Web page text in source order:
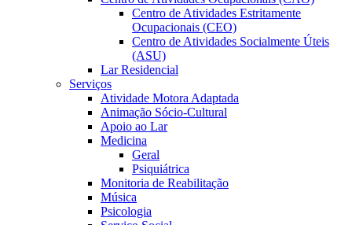
Centro de Atividades Estritamente
Ocupacionais (CEO)
Centro de Atividades Socialmente Úteis
(ASU)
Lar Residencial
Serviços
Atividade Motora Adaptada
Animação Sócio-Cultural
Apoio ao Lar
Medicina
Geral
Psiquiátrica
Monitoria de Reabilitação
Música
Psicologia